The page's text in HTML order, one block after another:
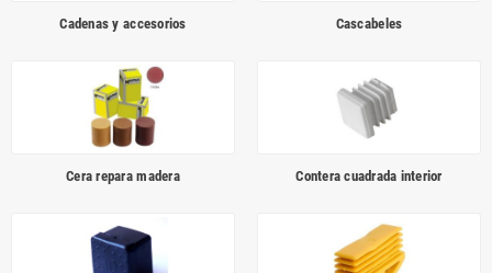
Cadenas y accesorios Cascabeles
Cera repara madera Contera cuadrada interior